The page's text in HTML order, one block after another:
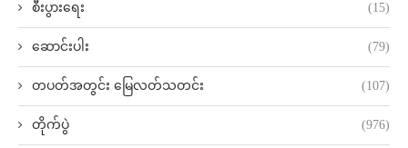
စီးပွားရေး (15)
ဆောင်းပါး (79)
တပတ်အတွင်း မြေလတ်သတင်း (107)
တိုက်ပွဲ (976)